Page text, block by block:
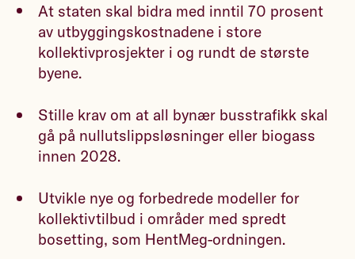
At staten skal bidra med inntil 70 prosent
av utbyggingskostnadene i store
kollektivprosjekter i og rundt de største
byene.
Stille krav om at all bynær busstrafikk skal
gå på nullutslippsløsninger eller biogass
innen 2028.
Utvikle nye og forbedrede modeller for
kollektivtilbud i områder med spredt
bosetting, som HentMeg-ordningen.